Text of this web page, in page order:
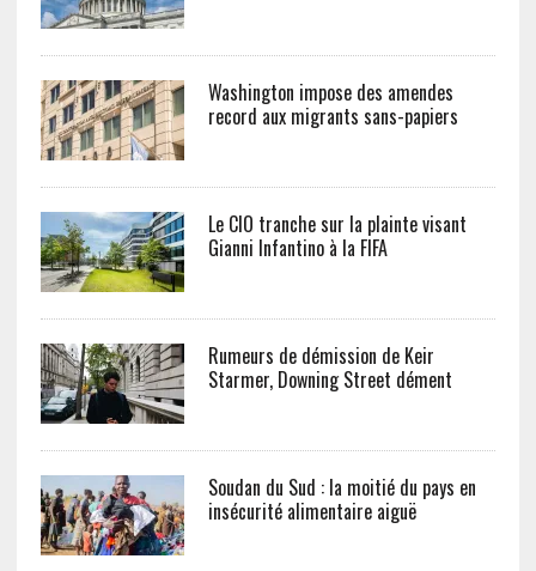
Washington impose des amendes
record aux migrants sans-papiers
Le CIO tranche sur la plainte visant
Gianni Infantino à la FIFA
Rumeurs de démission de Keir
Starmer, Downing Street dément
Soudan du Sud : la moitié du pays en
insécurité alimentaire aiguë